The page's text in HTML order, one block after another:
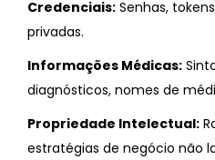
Credenciais: Senhas,
privadas.
Informações Médicas:
diagnósticos, nomes de
Propriedade Intelectual:
estratégias de negócio não